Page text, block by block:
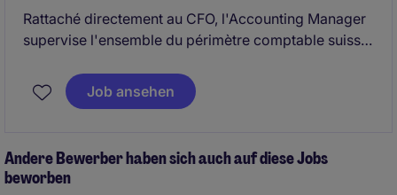
Rattaché directement au CFO, l'Accounting Manager
supervise l'ensemble du périmètre comptable suisse
des cycles fournisseurs et clients. Il intervient
également en coordination avec les filiales,
Job ansehen
Andere Bewerber haben sich auch auf diese Jobs
beworben